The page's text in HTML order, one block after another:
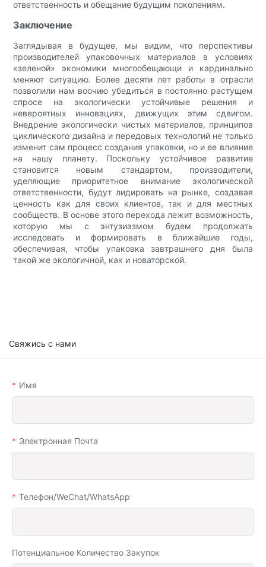
ответственность и обещание будущим поколениям.
Заключение
Заглядывая в будущее, мы видим, что перспективы
производителей упаковочных материалов в условиях
«зеленой» экономики многообещающи и кардинально
меняют ситуацию. Более десяти лет работы в отрасли
позволили нам воочию убедиться в постоянно растущем
спросе на экологически устойчивые решения и
невероятных инновациях, движущих этим сдвигом.
Внедрение экологически чистых материалов, принципов
циклического дизайна и передовых технологий не только
изменит сам процесс создания упаковки, но и ее влияние
на нашу планету. Поскольку устойчивое развитие
становится новым стандартом, производители,
уделяющие приоритетное внимание экологической
ответственности, будут лидировать на рынке, создавая
ценность как для своих клиентов, так и для местных
сообществ. В основе этого перехода лежит возможность,
которую мы с энтузиазмом будем продолжать
исследовать и формировать в ближайшие годы,
обеспечивая, чтобы упаковка завтрашнего дня была
такой же экологичной, как и новаторской.
Свяжись с нами
Имя
Электронная Почта
Телефон/WeChat/WhatsApp
Потенциальное Количество Закупок